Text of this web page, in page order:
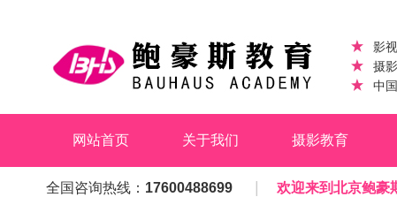
影
摄
中
网站首页 关于我们 摄影教育
全国咨询热线： 17600488699 欢迎来到北京鲍豪